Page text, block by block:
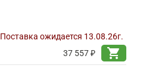
Поставка ожидается 13.08.26г.
37 557 ₽
shopping_cart